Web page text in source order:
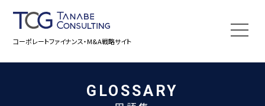
コーポレートファイナンス・M&A戦略サイト
GLOSSARY